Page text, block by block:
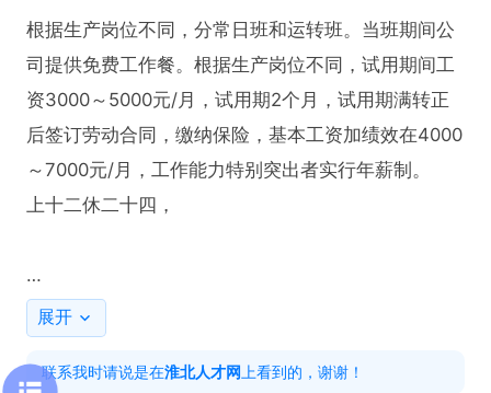
根据生产岗位不同，分常日班和运转班。当班期间公
司提供免费工作餐。根据生产岗位不同，试用期间工
资3000～5000元/月，试用期2个月，试用期满转正
后签订劳动合同，缴纳保险，基本工资加绩效在4000
～7000元/月，工作能力特别突出者实行年薪制。
上十二休二十四，
点击屏幕下方电话，创建并投递简历，即可与企业联
联系时请说是在淮北人才网看到的~
展开
联系我时请说是在淮北人才网 上看到的，谢谢！